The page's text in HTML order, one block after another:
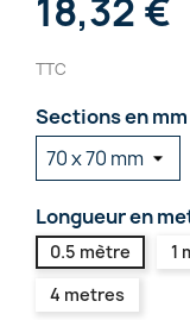
18,32 €
TTC
Sections en mm
Longueur en
0.5 mètre 1
4 metres